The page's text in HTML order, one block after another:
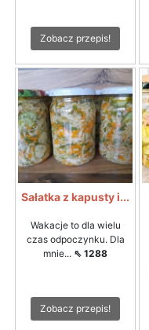
Zobacz przepis!
Sałatka z kapusty i...
Wakacje to dla wielu
czas odpoczynku. Dla
mnie... ⇖ 1288
Zobacz przepis!